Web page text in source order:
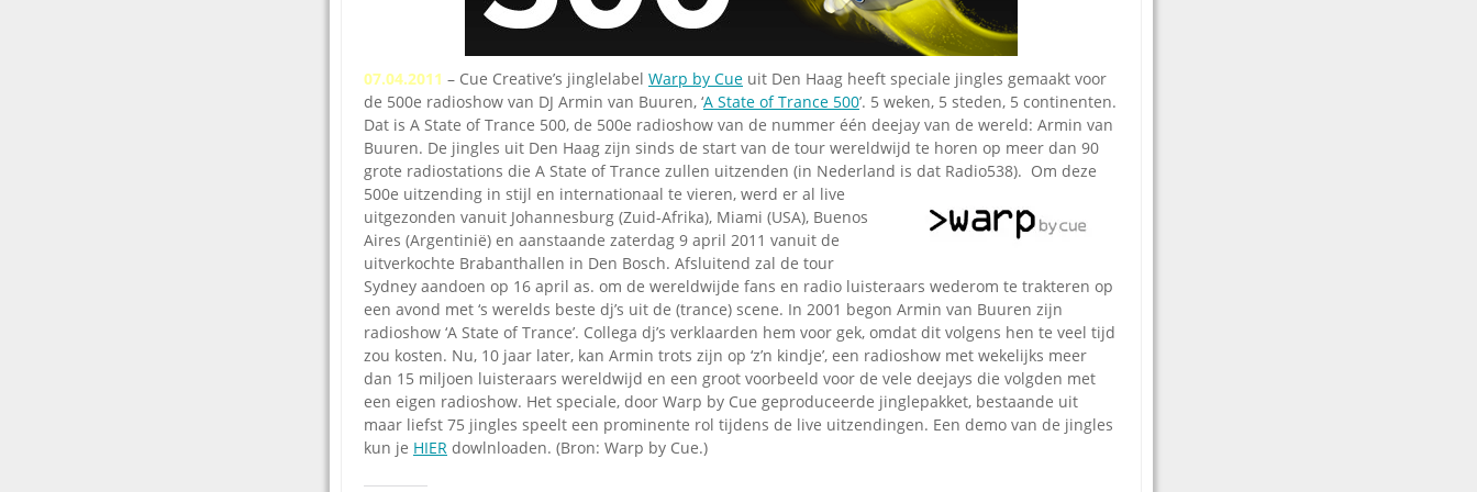
Omroepbanden
Vaak
Uitvinding
jinglecassette
07.04.2011 – Cue Creative’s jinglelabel Warp by Cue uit Den Haag heeft speciale jingles gemaakt voor
de 500e radioshow van DJ Armin van Buuren, ‘A State of Trance 500’. 5 weken, 5 steden, 5 continenten.
Dat is A State of Trance 500, de 500e radioshow van de nummer één deejay van de wereld: Armin van
Buuren. De jingles uit Den Haag zijn sinds de start van de tour wereldwijd te horen op meer dan 90
grote radiostations die A State of Trance zullen uitzenden (in Nederland is dat Radio538). Om deze
500e uitzending in stijl en internationaal te vieren, werd er al live
uitgezonden vanuit Johannesburg (Zuid-Afrika), Miami (USA), Buenos
Aires (Argentinië) en aanstaande zaterdag 9 april 2011 vanuit de
uitverkochte Brabanthallen in Den Bosch. Afsluitend zal de tour
Sydney aandoen op 16 april as. om de wereldwijde fans en radio luisteraars wederom te trakteren op
een avond met ‘s werelds beste dj’s uit de (trance) scene. In 2001 begon Armin van Buuren zijn
radioshow ‘A State of Trance’. Collega dj’s verklaarden hem voor gek, omdat dit volgens hen te veel tijd
zou kosten. Nu, 10 jaar later, kan Armin trots zijn op ‘z’n kindje’, een radioshow met wekelijks meer
dan 15 miljoen luisteraars wereldwijd en een groot voorbeeld voor de vele deejays die volgden met
een eigen radioshow. Het speciale, door Warp by Cue geproduceerde jinglepakket, bestaande uit
maar liefst 75 jingles speelt een prominente rol tijdens de live uitzendingen. Een demo van de jingles
kun je HIER dowlnloaden. (Bron: Warp by Cue.)